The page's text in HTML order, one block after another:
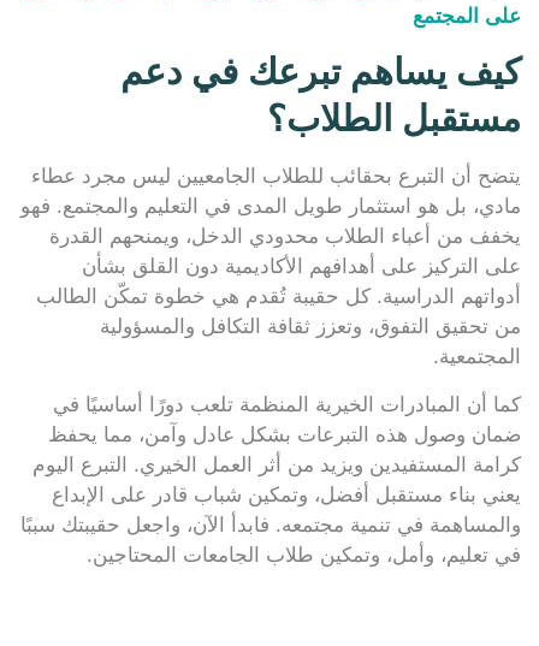
على المجتمع
كيف يساهم تبرعك في دعم
مستقبل الطلاب؟
يتضح أن التبرع بحقائب للطلاب الجامعيين ليس مجرد عطاء
مادي، بل هو استثمار طويل المدى في التعليم والمجتمع. فهو
يخفف من أعباء الطلاب محدودي الدخل، ويمنحهم القدرة
على التركيز على أهدافهم الأكاديمية دون القلق بشأن
أدواتهم الدراسية. كل حقيبة تُقدم هي خطوة تمكّن الطالب
من تحقيق التفوق، وتعزز ثقافة التكافل والمسؤولية
المجتمعية.
كما أن المبادرات الخيرية المنظمة تلعب دورًا أساسيًا في
ضمان وصول هذه التبرعات بشكل عادل وآمن، مما يحفظ
كرامة المستفيدين ويزيد من أثر العمل الخيري. التبرع اليوم
يعني بناء مستقبل أفضل، وتمكين شباب قادر على الإبداع
والمساهمة في تنمية مجتمعه. فابدأ الآن، واجعل حقيبتك سببًا
في تعليم، وأمل، وتمكين طلاب الجامعات المحتاجين.